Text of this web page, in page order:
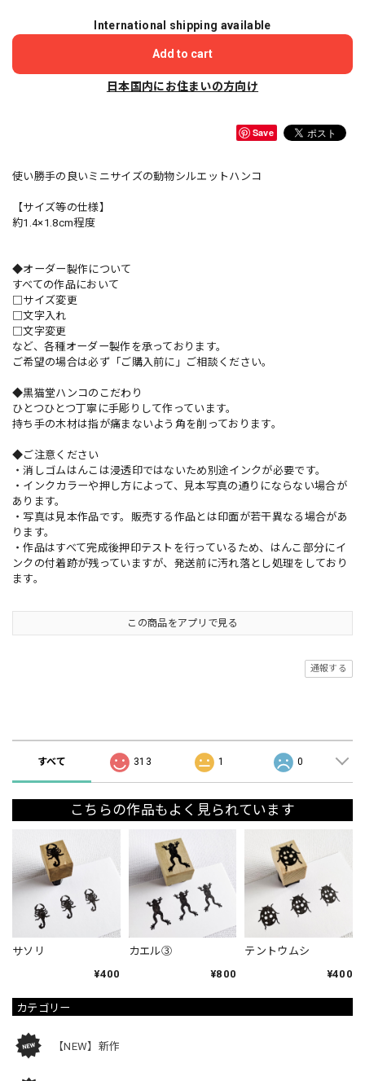
カテゴリー
【NEW】新作
International shipping available
Add to cart
日本国内にお住まいの方向け
Save
使い勝手の良いミニサイズの動物シルエットハンコ
【サイズ等の仕様】
約1.4×1.8cm程度
◆オーダー製作について
すべての作品において
□サイズ変更
□文字入れ
□文字変更
など、各種オーダー製作を承っております。
ご希望の場合は必ず「ご購入前に」ご相談ください。
◆黒猫堂ハンコのこだわり
ひとつひとつ丁寧に手彫りして作っています。
持ち手の木材は指が痛まないよう角を削っております。
◆ご注意ください
・消しゴムはんこは浸透印ではないため別途インクが必要です。
・インクカラーや押し方によって、見本写真の通りにならない場合が
あります。
・写真は見本作品です。販売する作品とは印面が若干異なる場合があ
ります。
・作品はすべて完成後押印テストを行っているため、はんこ部分にイ
ンクの付着跡が残っていますが、発送前に汚れ落とし処理をしており
ます。
この商品をアプリで見る
通報する
すべて 313 1 0
こちらの作品もよく見られています
サソリ
¥400
カエル③
¥800
テントウムシ
¥400